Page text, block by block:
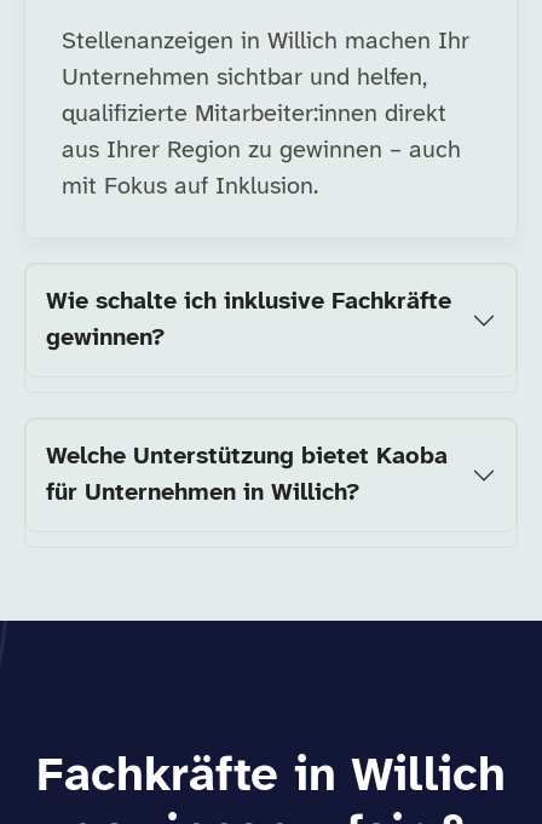
Stellenanzeigen in Willich machen Ihr
Unternehmen sichtbar und helfen,
qualifizierte Mitarbeiter:innen direkt
aus Ihrer Region zu gewinnen – auch
mit Fokus auf Inklusion.
Wie schalte ich inklusive Fachkräfte
gewinnen?
Welche Unterstützung bietet Kaoba
für Unternehmen in Willich?
Fachkräfte in Willich